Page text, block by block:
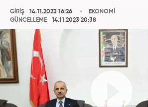
GİRİŞ
14.11.2023 16:26
GÜNCELLEME
14.11.2023 20:38
EKONOMİ